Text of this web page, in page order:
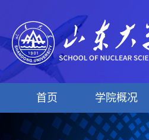
首页 学院概况